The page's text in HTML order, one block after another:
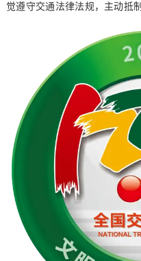
觉遵守交通法律法规，主动抵